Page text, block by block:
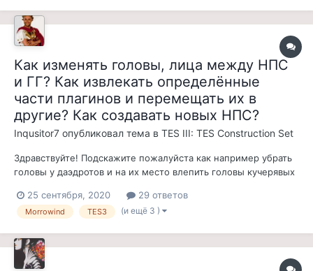
материковый Мор...
Как изменять головы, лица между НПС
и ГГ? Как извлекать определённые
части плагинов и перемещать их в
другие? Как создавать новых НПС?
Inqusitor7 опубликовал тема в TES III: TES Construction Set
Здравствуйте! Подскажите пожалуйста как например убрать
головы у даэдротов и на их место влепить головы кучерявых
гарпий из Готики, не именно из Готики а похожие сделать
например самому? И как вообще менять головы НПС и
25 сентября, 2020 29 ответов
Morrowind TES3 (и ещё 3 )